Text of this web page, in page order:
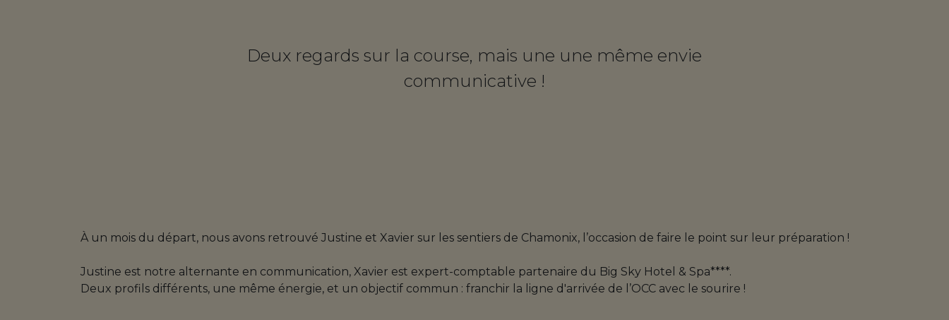
Deux regards sur la course, mais une une même envie
communicative !
À un mois du départ, nous avons retrouvé Justine et Xavier sur les sentiers de Chamonix, l’occasion de faire le point sur leur préparation !
Justine est notre alternante en communication, Xavier est expert-comptable partenaire du Big Sky Hotel & Spa****.
Deux profils différents, une même énergie, et un objectif commun : franchir la ligne d'arrivée de l’OCC avec le sourire !